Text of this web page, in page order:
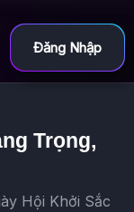
Đăng Nhập
Trọng,
Hội Khởi Sắc